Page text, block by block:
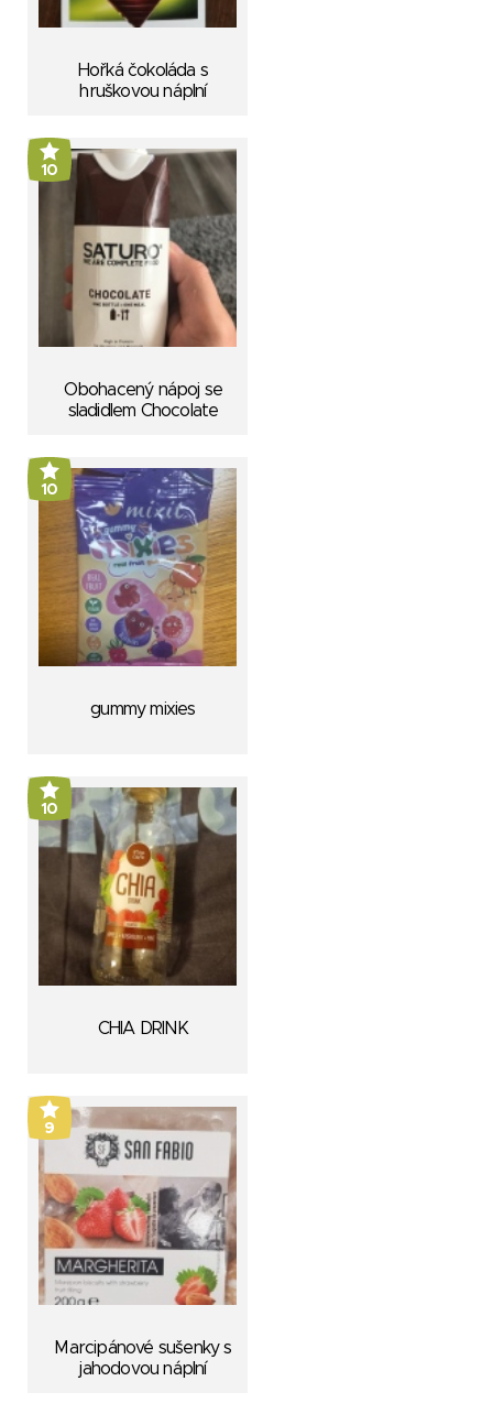
Hořká čokoláda s
hruškovou náplní
10
Obohacený nápoj se
sladidlem Chocolate
10
gummy mixies
10
CHIA DRINK
9
Marcipánové sušenky s
jahodovou náplní